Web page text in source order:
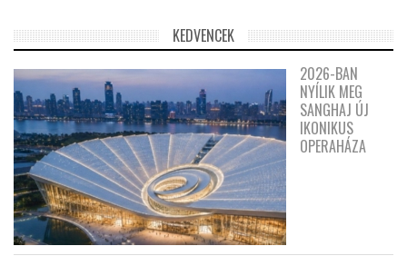
KEDVENCEK
2026-BAN
NYÍLIK MEG
SANGHAJ ÚJ
IKONIKUS
OPERAHÁZA